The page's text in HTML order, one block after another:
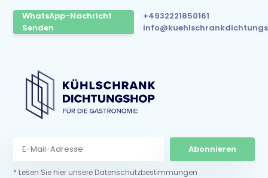
WhatsApp-Nachricht
Senden
+4932221850161
Abonnieren
* Lesen Sie hier unsere Datenschutzbestimmungen